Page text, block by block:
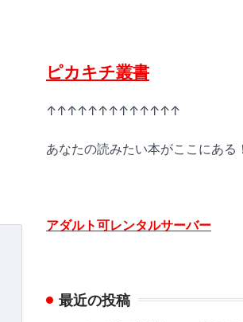
ピカキチ叢書
↑↑↑↑↑↑↑↑↑↑↑↑↑
あなたの読みたい本がここにある！
アダルト可レンタルサーバー
最近の投稿